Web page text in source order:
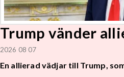
Trump vänder
2026 08 07
En allierad vädjar till Trump,